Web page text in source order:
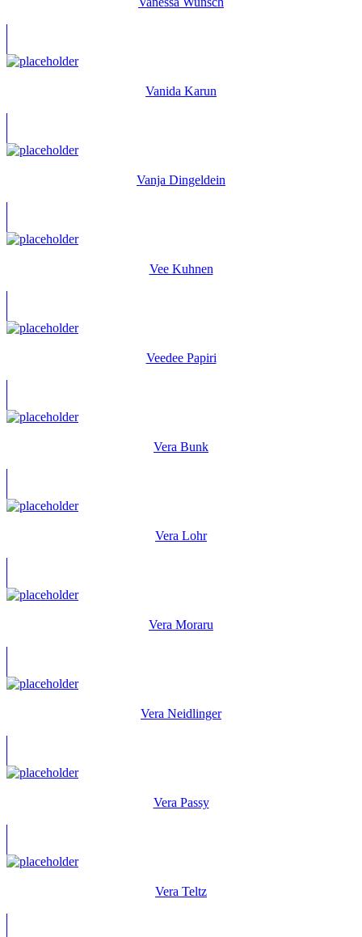
Vanida Karun
Vanja Dingeldein
Vee Kuhnen
Veedee Papiri
Vera Bunk
Vera Lohr
Vera Moraru
Vera Neidlinger
Vera Passy
Vera Teltz